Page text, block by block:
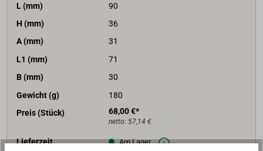
L (mm)
90
H (mm)
36
A (mm)
31
L1 (mm)
71
B (mm)
30
Gewicht (g)
180
Preis (Stück)
68,00 €*
netto: 57,14 €
Lieferzeit Am Lager